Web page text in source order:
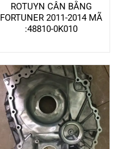
ROTUYN CÂN BẰNG
FORTUNER 2011-2014 MÃ
:48810-0K010